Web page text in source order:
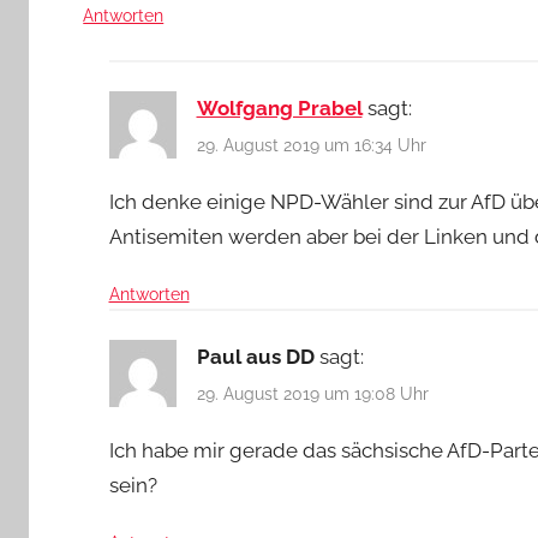
Antworten
Wolfgang Prabel sagt:
29. August 2019 um 16:34 Uhr
Ich denke einige NPD-Wähler sind zur AfD
Antisemiten werden aber bei der Linken und
Antworten
Paul aus DD sagt:
29. August 2019 um 19:08 Uhr
Ich habe mir gerade das sächsische AfD-
sein?